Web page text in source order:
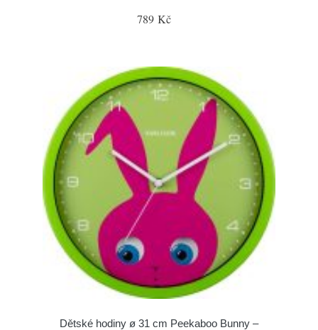
789 Kč
Dětské hodiny ø 31 cm Peekaboo Bunny –